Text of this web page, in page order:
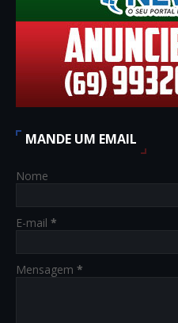
MANDE UM EMAIL
Nome
E-mail *
Mensagem *